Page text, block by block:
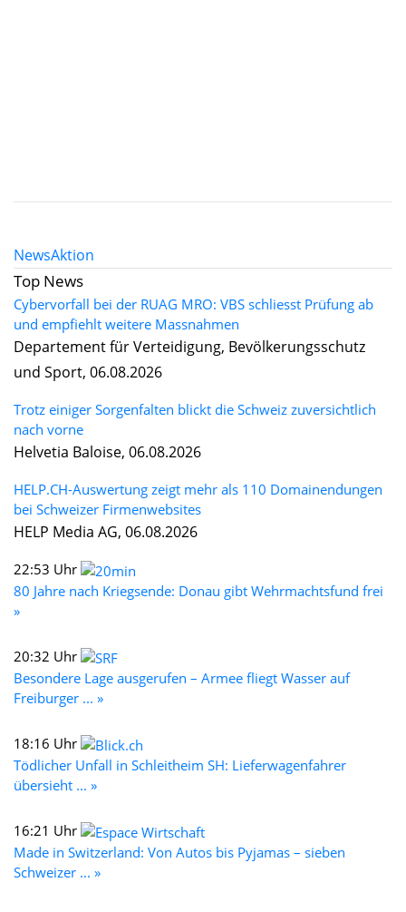
NewsAktion
Top News
Cybervorfall bei der RUAG MRO: VBS schliesst Prüfung ab
und empfiehlt weitere Massnahmen
Departement für Verteidigung, Bevölkerungsschutz
und Sport, 06.08.2026
Trotz einiger Sorgenfalten blickt die Schweiz zuversichtlich
nach vorne
Helvetia Baloise, 06.08.2026
HELP.CH-Auswertung zeigt mehr als 110 Domainendungen
bei Schweizer Firmenwebsites
HELP Media AG, 06.08.2026
22:53 Uhr
80 Jahre nach Kriegsende: Donau gibt Wehrmachtsfund frei
»
20:32 Uhr
Besondere Lage ausgerufen – Armee fliegt Wasser auf
Freiburger ... »
18:16 Uhr
Tödlicher Unfall in Schleitheim SH: Lieferwagenfahrer
übersieht ... »
16:21 Uhr
Made in Switzerland: Von Autos bis Pyjamas – sieben
Schweizer ... »